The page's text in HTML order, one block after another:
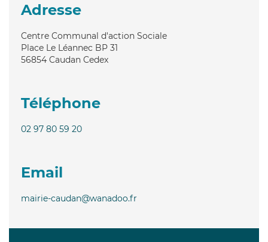
Adresse
Centre Communal d'action Sociale
Place Le Léannec BP 31
56854 Caudan Cedex
Téléphone
02 97 80 59 20
Email
mairie-caudan@wanadoo.fr